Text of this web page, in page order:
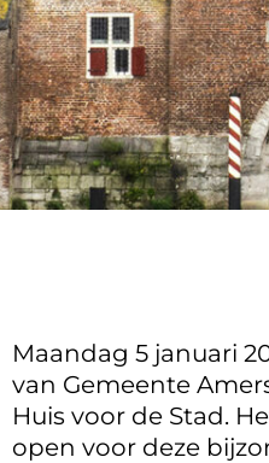
Maandag 5 januari
van Gemeente
Huis voor de Stad.
open voor deze